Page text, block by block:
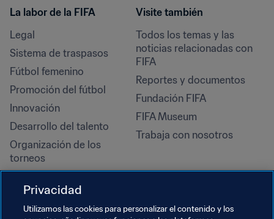
La labor de la FIFA
Legal
Sistema de traspasos
Fútbol femenino
Promoción del fútbol
Innovación
Desarrollo del talento
Organización de los
torneos
Derechos humanos y lucha
contra la discriminación
Visite también
Todos los temas y las
noticias relacionadas con
FIFA
Reportes y documentos
Fundación FIFA
FIFA Museum
Trabaja con nosotros
Privacidad
Utilizamos las cookies para personalizar el contenido y los